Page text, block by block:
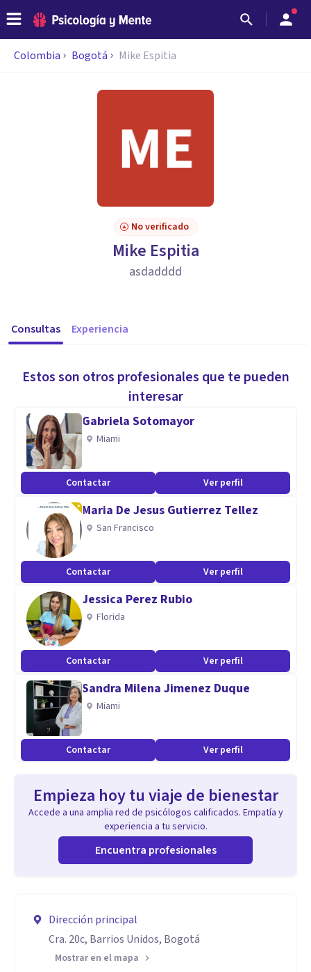
Colombia Bogotá Mike Espitia
No verificado
Mike Espitia
asdadddd
Consultas Experiencia
Estos son otros profesionales que te pueden
interesar
Gabriela Sotomayor
Miami
Contactar Ver perfil
Maria De Jesus Gutierrez Tellez
San Francisco
Contactar Ver perfil
Jessica Perez Rubio
Florida
Contactar Ver perfil
Sandra Milena Jimenez Duque
Miami
Contactar Ver perfil
Empieza hoy tu viaje de bienestar
Accede a una amplia red de psicólogos calificados. Empatía y
experiencia a tu servicio.
Encuentra profesionales
Dirección principal
Cra. 20c, Barrios Unidos, Bogotá
Mostrar en el mapa